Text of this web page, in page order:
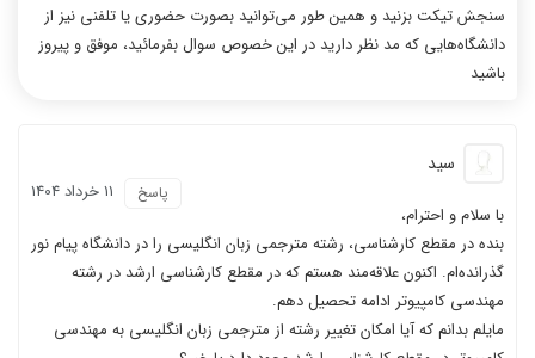
سنجش تیکت بزنید و همین طور می‌توانید بصورت حضوری یا تلفنی نیز از
دانشگاه‌هایی که مد نظر دارید در این خصوص سوال بفرمائید، موفق و پیروز
باشید
سید
11 خرداد 1404 پاسخ
با سلام و احترام،
بنده در مقطع کارشناسی، رشته مترجمی زبان انگلیسی را در دانشگاه پیام نور
گذرانده‌ام. اکنون علاقه‌مند هستم که در مقطع کارشناسی ارشد در رشته
مهندسی کامپیوتر ادامه تحصیل دهم.
مایلم بدانم که آیا امکان تغییر رشته از مترجمی زبان انگلیسی به مهندسی